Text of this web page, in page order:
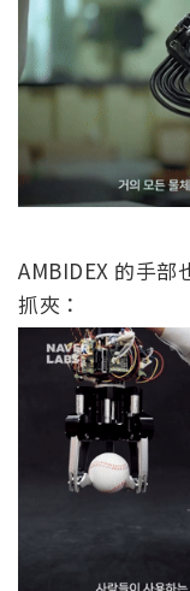
AMBIDEX 的手部
抓夾：